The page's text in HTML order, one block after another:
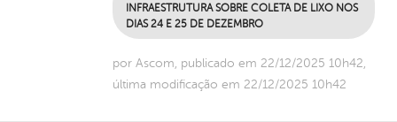
INFRAESTRUTURA SOBRE COLETA DE LIXO NOS
DIAS 24 E 25 DE DEZEMBRO
por Ascom, publicado em 22/12/2025 10h42,
última modificação em 22/12/2025 10h42